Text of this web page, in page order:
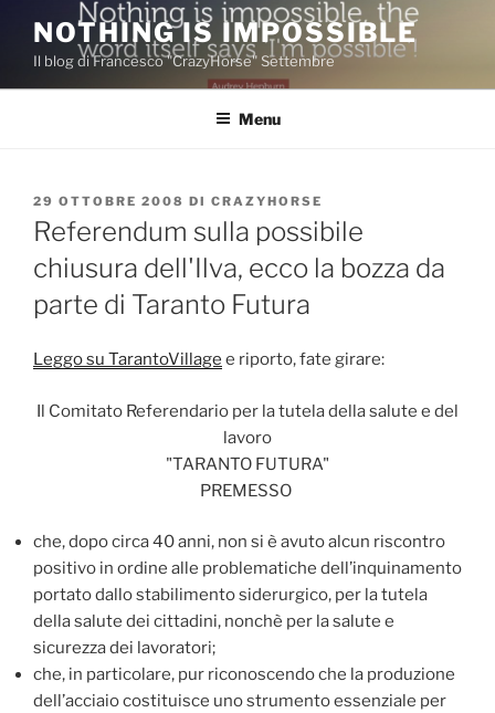
contenuto
NOTHING IS IMPOSSIBLE
Il blog di Francesco "CrazyHorse" Settembre
Menu
PUBBLICATO
IL
29 OTTOBRE 2008 DI CRAZYHORSE
Referendum sulla possibile
chiusura dell'Ilva, ecco la bozza da
parte di Taranto Futura
Leggo su TarantoVillage e riporto, fate girare:
Il Comitato Referendario per la tutela della salute e del
lavoro
"TARANTO FUTURA"
PREMESSO
che, dopo circa 40 anni, non si è avuto alcun riscontro
positivo in ordine alle problematiche dell’inquinamento
portato dallo stabilimento siderurgico, per la tutela
della salute dei cittadini, nonchè per la salute e
sicurezza dei lavoratori;
che, in particolare, pur riconoscendo che la produzione
dell’acciaio costituisce uno strumento essenziale per